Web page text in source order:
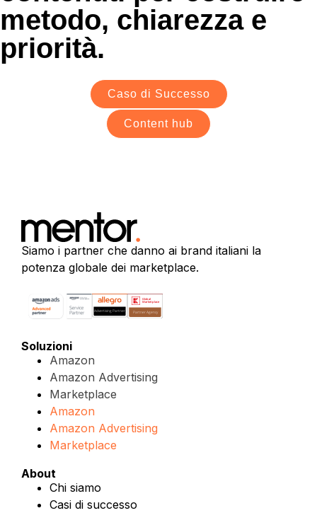
metodo, chiarezza e
priorità.
Caso di Successo
Content hub
Siamo i partner che danno ai brand italiani la
potenza globale dei marketplace.
Soluzioni
Amazon
Amazon Advertising
Marketplace
Amazon
Amazon Advertising
Marketplace
About
Chi siamo
Casi di successo